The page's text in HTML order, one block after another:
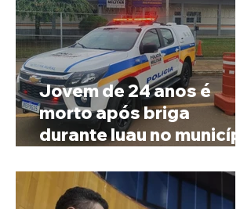
Jovem de 24 anos é
morto após briga
durante luau no município